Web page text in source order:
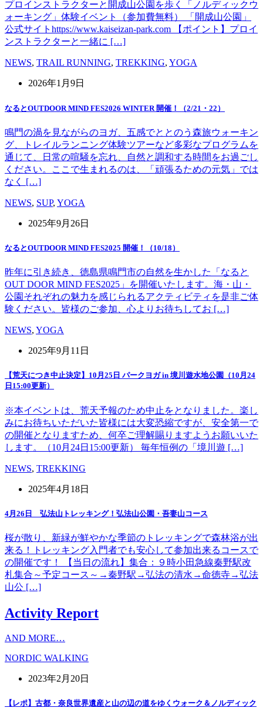
プロインストラクターと開成山公園を歩く「ノルディックウ
ォーキング」体験イベント（参加費無料） 「開成山公園」
公式サイトhttps://www.kaiseizan-park.com 【ポイント】プロイ
ンストラクターと一緒に […]
NEWS, TRAIL RUNNING, TREKKING, YOGA
2026年1月9日
なるとOUTDOOR MIND FES2026 WINTER 開催！（2/21・22）
鳴門の渦を見ながらのヨガ、五感でととのう森旅ウォーキン
グ、トレイルランニング体験ツアーなど多彩なプログラムを
通じて、日常の喧騒を忘れ、自然と調和する時間をお過ごし
ください。ここで生まれるのは、「頑張るための元気」では
なく […]
NEWS, SUP, YOGA
2025年9月26日
なるとOUTDOOR MIND FES2025 開催！（10/18）
昨年に引き続き、徳島県鳴門市の自然を生かした「なると
OUT DOOR MIND FES2025」を開催いたします。海・山・
公園それぞれの魅力を感じられるアクティビティを是非ご体
験ください。皆様のご参加、心よりお待ちしてお […]
NEWS, YOGA
2025年9月11日
【荒天につき中止決定】10月25日 パークヨガ in 境川遊水地公園（10月24
日15:00更新）
※本イベントは、荒天予報のため中止をとなりました。楽し
みにお待ちいただいた皆様には大変恐縮ですが、安全第一で
の開催となりますため、何卒ご理解賜りますようお願いいた
します。（10月24日15:00更新） 毎年恒例の「境川遊 […]
NEWS, TREKKING
2025年4月18日
4月26日 弘法山トレッキング！弘法山公園・吾妻山コース
桜が散り、新緑が鮮やかな季節のトレッキングで森林浴が出
来る！トレッキング入門者でも安心して参加出来るコースで
の開催です！ 【当日の流れ】集合：９時小田急線秦野駅改
札集合～予定コース～→秦野駅→弘法の清水→命徳寺→弘法
山公 […]
Activity Report
AND MORE…
NORDIC WALKING
2023年2月20日
【レポ】古都・奈良世界遺産と山の辺の道をゆくウォーク＆ノルディック